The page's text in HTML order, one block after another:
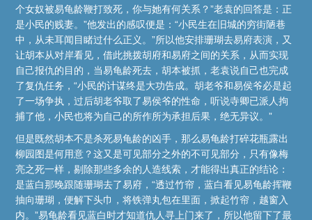
个女奴被易龟龄鞭打致死，你与她有何关系？”老袁的回答是：正
是小民的贱妻。”他发出的感叹便是：“小民生在旧城的穷街陋巷
中，从未耳闻目睹过什么正义。”所以他安排珊瑚去易府表演，又
让胡本从对岸看见，借此挑拨胡府和易府之间的关系，从而实现
自己报仇的目的，当易龟龄死去，胡本被抓，老袁说自己也完成
了复仇任务，“小民的计谋终是大功告成。胡老爷和易侯爷必是起
了一场争执，过后胡老爷取了易侯爷的性命，听说寺卿已派人拘
捕了他，小民也将为自己的所作所为承担后果，绝无异议。”
但是既然胡本不是杀死易龟龄的凶手，那么易龟龄打碎花瓶露出
柳园图是何用意？这又是可见部分之外的不可见部分，只有像梅
亮之死一样，剔除那些多余的人造线索，才能得出真正的结论：
是蓝白那晚跟随珊瑚去了易府，“透过竹帘，蓝白看见易龟龄挥鞭
抽向珊瑚，便解下头巾，将铁弹丸包在里面，掀起竹帘，越窗入
内。”易龟龄看见蓝白时才知道仇人寻上门来了，所以他留下了最